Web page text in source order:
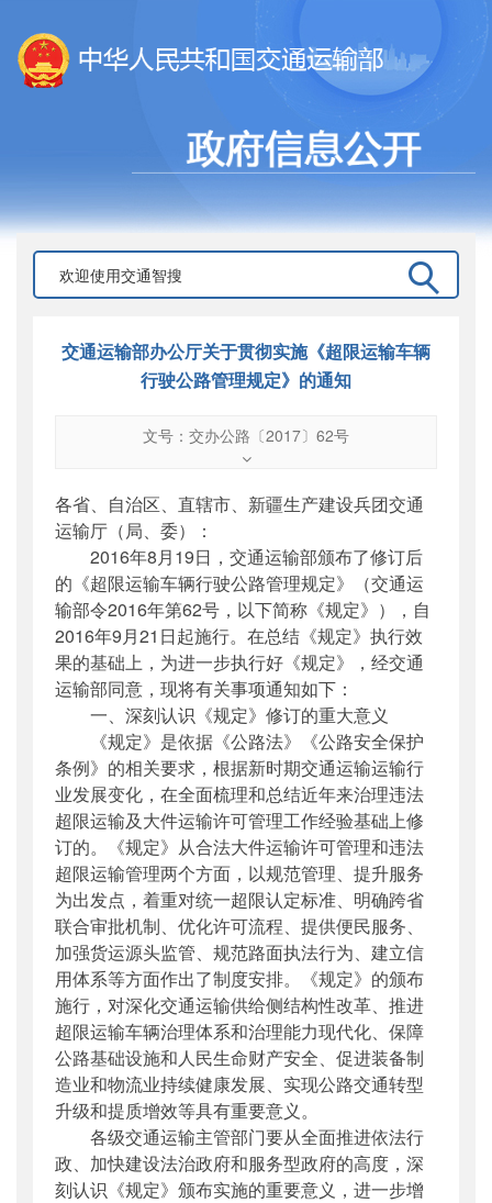
交通运输部办公厅关于贯彻实施《超限运输车辆
行驶公路管理规定》的通知
文号：交办公路〔2017〕62号
交办公路〔2017〕62号
公开日期：2017年05月05日
主题词 ：
超限运输;公路;管理;通知
机构分类：公路局
主题分类：安全质量
公文类型：部办公厅文件
各省、自治区、直辖市、新疆生产建设兵团交通
运输厅（局、委）：
2016年8月19日，交通运输部颁布了修订后
的《超限运输车辆行驶公路管理规定》（交通运
输部令2016年第62号，以下简称《规定》），自
2016年9月21日起施行。在总结《规定》执行效
果的基础上，为进一步执行好《规定》，经交通
运输部同意，现将有关事项通知如下：
一、深刻认识《规定》修订的重大意义
《规定》是依据《公路法》《公路安全保护
条例》的相关要求，根据新时期交通运输运输行
业发展变化，在全面梳理和总结近年来治理违法
超限运输及大件运输许可管理工作经验基础上修
订的。《规定》从合法大件运输许可管理和违法
超限运输管理两个方面，以规范管理、提升服务
为出发点，着重对统一超限认定标准、明确跨省
联合审批机制、优化许可流程、提供便民服务、
加强货运源头监管、规范路面执法行为、建立信
用体系等方面作出了制度安排。《规定》的颁布
施行，对深化交通运输供给侧结构性改革、推进
超限运输车辆治理体系和治理能力现代化、保障
公路基础设施和人民生命财产安全、促进装备制
造业和物流业持续健康发展、实现公路交通转型
升级和提质增效等具有重要意义。
各级交通运输主管部门要从全面推进依法行
政、加快建设法治政府和服务型政府的高度，深
刻认识《规定》颁布实施的重要意义，进一步增